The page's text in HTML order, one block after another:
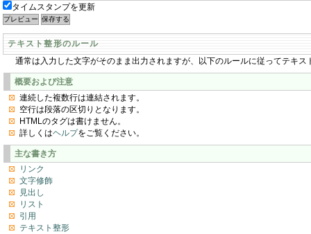
タイムスタンプを更新
テキスト整形のルール
通常は入力した文字がそのまま出力されますが、以下のルールに従ってテキス
概要および注意
連続した複数行は連結されます。
空行は段落の区切りとなります。
HTMLのタグは書けません。
詳しくはヘルプをご覧ください。
主な書き方
リンク
文字修飾
見出し
リスト
引用
テキスト整形